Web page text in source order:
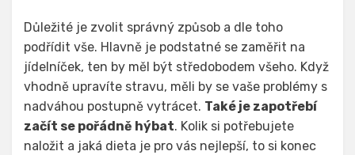
Důležité je zvolit správný způsob a dle toho
podřídit vše. Hlavně je podstatné se zaměřit na
jídelníček, ten by měl být středobodem všeho. Když
vhodně upravíte stravu, měli by se vaše problémy s
nadváhou postupně vytrácet. Také je zapotřebí
začít se pořádně hýbat. Kolik si potřebujete
naložit a jaká dieta je pro vás nejlepší, to si konec